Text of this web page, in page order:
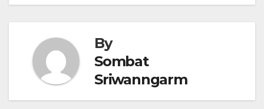
By
Sombat
Sriwanngarm